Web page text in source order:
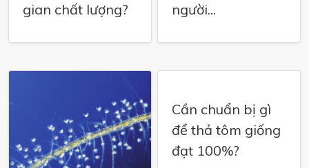
gian chất lượng?
người...
Cần chuẩn bị gì
để thả tôm giống
đạt 100%?